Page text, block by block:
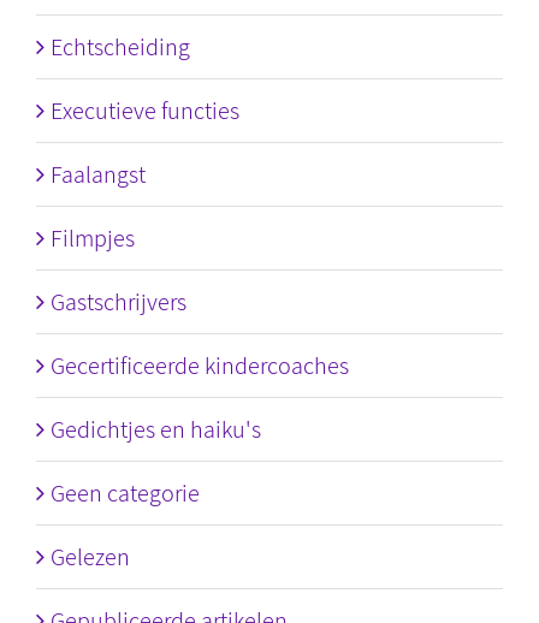
Echtscheiding
Executieve functies
Faalangst
Filmpjes
Gastschrijvers
Gecertificeerde kindercoaches
Gedichtjes en haiku's
Geen categorie
Gelezen